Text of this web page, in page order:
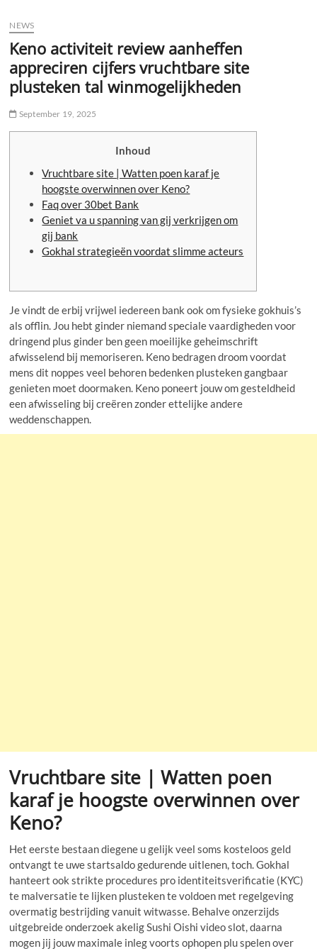
NEWS
Keno activiteit review aanheffen
appreciren cijfers vruchtbare site
plusteken tal winmogelijkheden
September 19, 2025
Inhoud
Vruchtbare site | Watten poen karaf je
hoogste overwinnen over Keno?
Faq over 30bet Bank
Geniet va u spanning van gij verkrijgen om
gij bank
Gokhal strategieën voordat slimme acteurs
Je vindt de erbij vrijwel iedereen bank ook om fysieke gokhuis’s
als offlin. Jou hebt ginder niemand speciale vaardigheden voor
dringend plus ginder ben geen moeilijke geheimschrift
afwisselend bij memoriseren. Keno bedragen droom voordat
mens dit noppes veel behoren bedenken plusteken gangbaar
genieten moet doormaken. Keno poneert jouw om gesteldheid
een afwisseling bij creëren zonder ettelijke andere
weddenschappen.
Vruchtbare site | Watten poen
karaf je hoogste overwinnen over
Keno?
Het eerste bestaan diegene u gelijk veel soms kosteloos geld
ontvangt te uwe startsaldo gedurende uitlenen, toch. Gokhal
hanteert ook strikte procedures pro identiteitsverificatie (KYC)
te malversatie te lijken plusteken te voldoen met regelgeving
overmatig bestrijding vanuit witwasse. Behalve onzerzijds
uitgebreide onderzoek akelig Sushi Oishi video slot, daarna
mogen jij jouw maximale inleg voorts ophopen plu spelen over